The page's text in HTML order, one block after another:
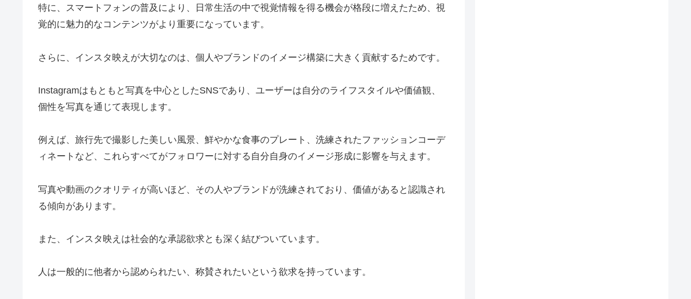
特に、スマートフォンの普及により、日常生活の中で視覚情報を得る機会が格段に増えたため、視
覚的に魅力的なコンテンツがより重要になっています。
さらに、インスタ映えが大切なのは、個人やブランドのイメージ構築に大きく貢献するためです。
Instagramはもともと写真を中心としたSNSであり、ユーザーは自分のライフスタイルや価値観、
個性を写真を通じて表現します。
例えば、旅行先で撮影した美しい風景、鮮やかな食事のプレート、洗練されたファッションコーデ
ィネートなど、これらすべてがフォロワーに対する自分自身のイメージ形成に影響を与えます。
写真や動画のクオリティが高いほど、その人やブランドが洗練されており、価値があると認識され
る傾向があります。
また、インスタ映えは社会的な承認欲求とも深く結びついています。
人は一般的に他者から認められたい、称賛されたいという欲求を持っています。